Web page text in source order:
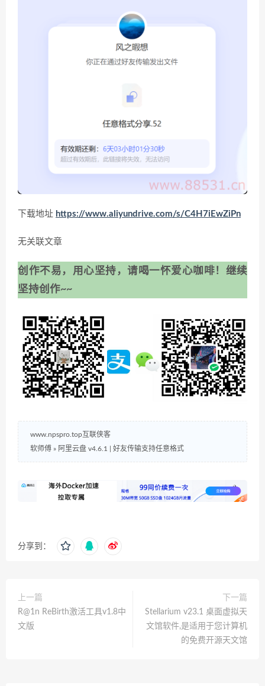
下载地址 https://www.aliyundrive.com/s/C4H7iEwZiPn
无关联文章
创作不易，用心坚持，请喝一怀爱心咖啡！继续
坚持创作~~
www.npspro.top互联侠客
软师傅 » 阿里云盘 v4.6.1 | 好友传输支持任意格式
分享到：
上一篇
R@1n ReBirth激活工具v1.8中
文版
下一篇
Stellarium v23.1 桌面虚拟天
文馆软件,是适用于您计算机
的免费开源天文馆